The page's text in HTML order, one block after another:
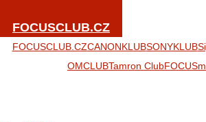
FOCUSCLUB.CZ
FOCUSCLUB.CZCANONKLUBSONYKLUB
OMCLUBTamron Club